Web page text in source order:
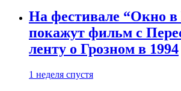
На фестивале “Окно в
покажут фильм с
ленту о Грозном в 1994
1 неделя спустя